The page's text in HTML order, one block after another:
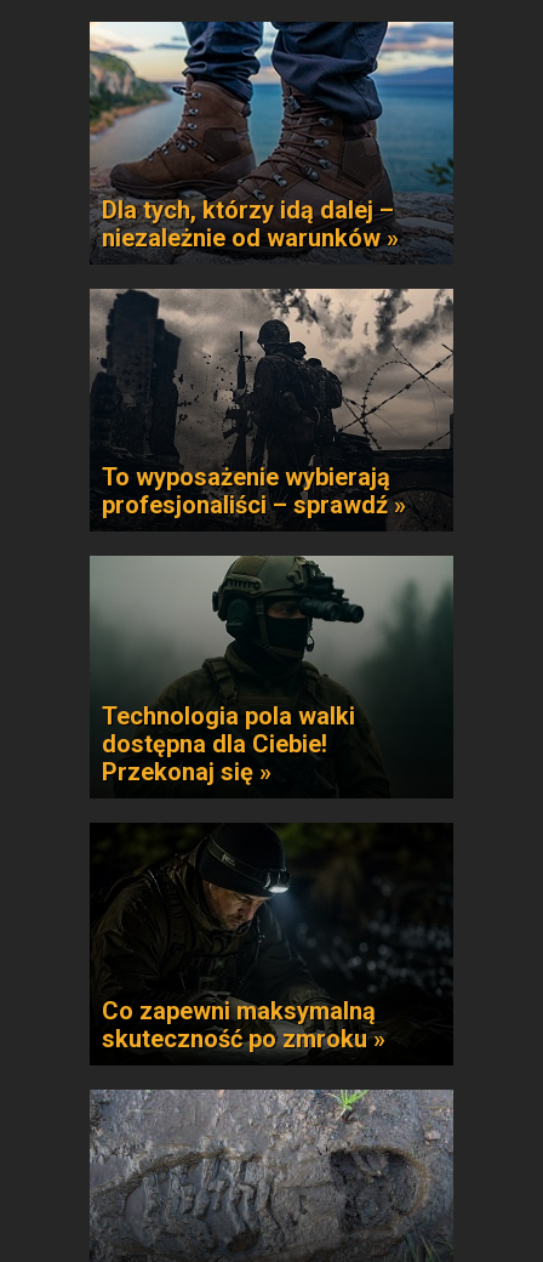
Dla tych, którzy idą dalej –
niezależnie od warunków »
To wyposażenie wybierają
profesjonaliści – sprawdź »
Technologia pola walki
dostępna dla Ciebie!
Przekonaj się »
Co zapewni maksymalną
skuteczność po zmroku »